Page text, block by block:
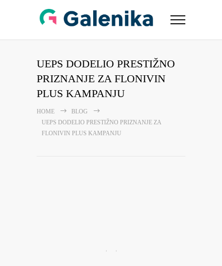
UEPS DODELIO PRESTIŽNO
PRIZNANJE ZA FLONIVIN
PLUS KAMPANJU
HOME
BLOG
UEPS DODELIO PRESTIŽNO PRIZNANJE ZA
FLONIVIN PLUS KAMPANJU